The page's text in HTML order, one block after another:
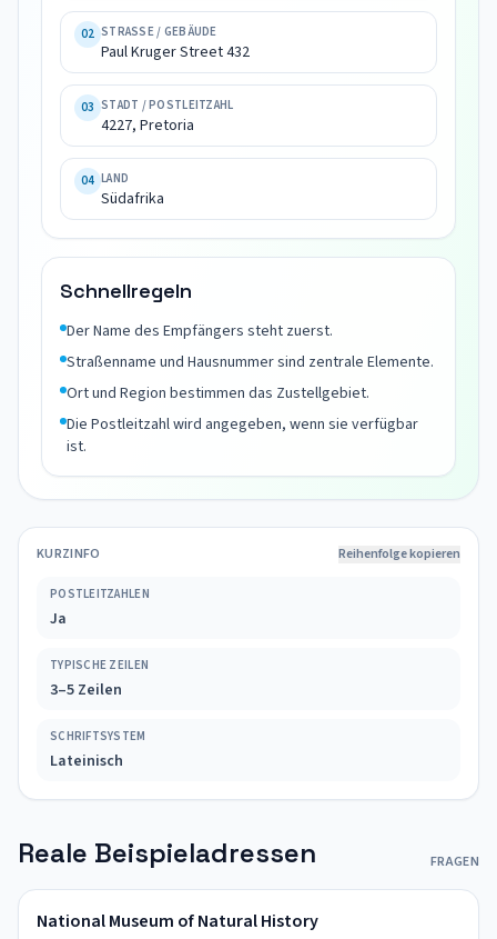
Street
432
4227,
Pretoria
Südafrika
02 STRASSE / GEBÄUDE
Paul Kruger Street 432
03 STADT / POSTLEITZAHL
4227, Pretoria
04 LAND
Südafrika
Schnellregeln
Der Name des Empfängers steht zuerst.
Straßenname und Hausnummer sind zentrale Elemente.
Ort und Region bestimmen das Zustellgebiet.
Die Postleitzahl wird angegeben, wenn sie verfügbar
ist.
KURZINFO Reihenfolge kopieren
POSTLEITZAHLEN
Ja
TYPISCHE ZEILEN
3–5 Zeilen
SCHRIFTSYSTEM
Lateinisch
Reale Beispieladressen FRAGEN
National Museum of Natural History